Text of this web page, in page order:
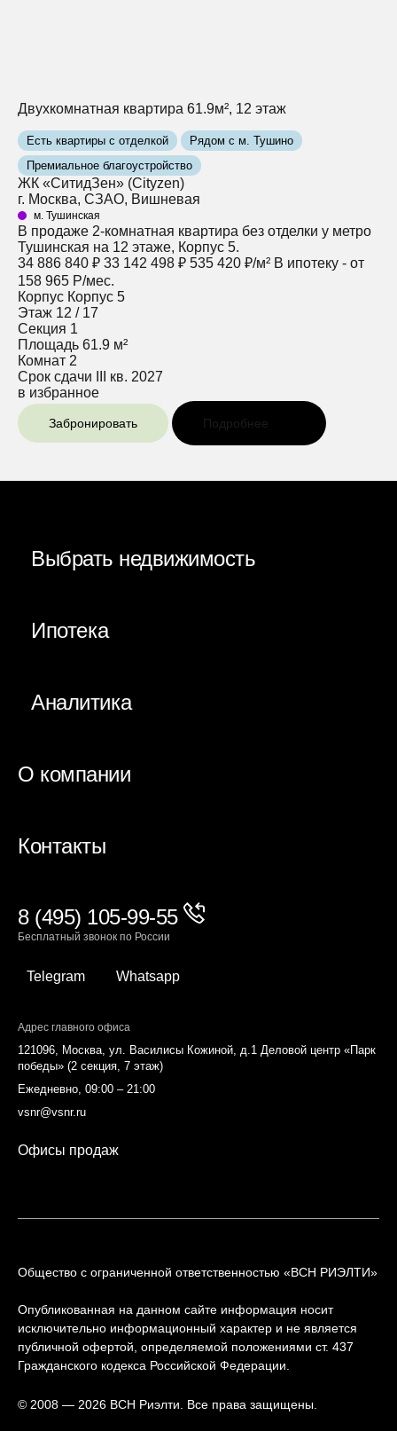
Двухкомнатная квартира 61.9м², 12 этаж
Есть квартиры с отделкой
Рядом с м. Тушино
Премиальное благоустройство
ЖК «СитидЗен» (Cityzen)
г. Москва, СЗАО, Вишневая
м. Тушинская
В продаже 2-комнатная квартира без отделки у метро
Тушинская на 12 этаже, Корпус 5.
34 886 840 ₽ 33 142 498 ₽ 535 420 ₽/м² В ипотеку - от
158 965 Р/мес.
Корпус Корпус 5
Этаж 12 / 17
Секция 1
Площадь 61.9 м²
Комнат 2
Срок сдачи
III кв. 2027
в избранное
Забронировать Подробнее
Выбрать недвижимость
Ипотека
Аналитика
О компании
Контакты
8 (495) 105-99-55
Бесплатный звонок по России
Telegram Whatsapp
Адрес главного офиса
121096, Москва, ул. Василисы Кожиной, д.1 Деловой центр «Парк
победы» (2 секция, 7 этаж)
Ежедневно, 09:00 – 21:00
vsnr@vsnr.ru
Офисы продаж
Общество с ограниченной ответственностью «ВСН РИЭЛТИ»
Опубликованная на данном сайте информация носит
исключительно информационный характер и не является
публичной офертой, определяемой положениями ст. 437
Гражданского кодекса Российской Федерации.
© 2008 — 2026 ВСН Риэлти. Все права защищены.